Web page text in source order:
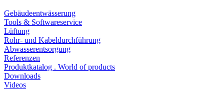
Gebäudeentwässerung
Tools & Softwareservice
Lüftung
Rohr- und Kabeldurchführung
Abwasserentsorgung
Referenzen
Produktkatalog . World of products
Downloads
Videos